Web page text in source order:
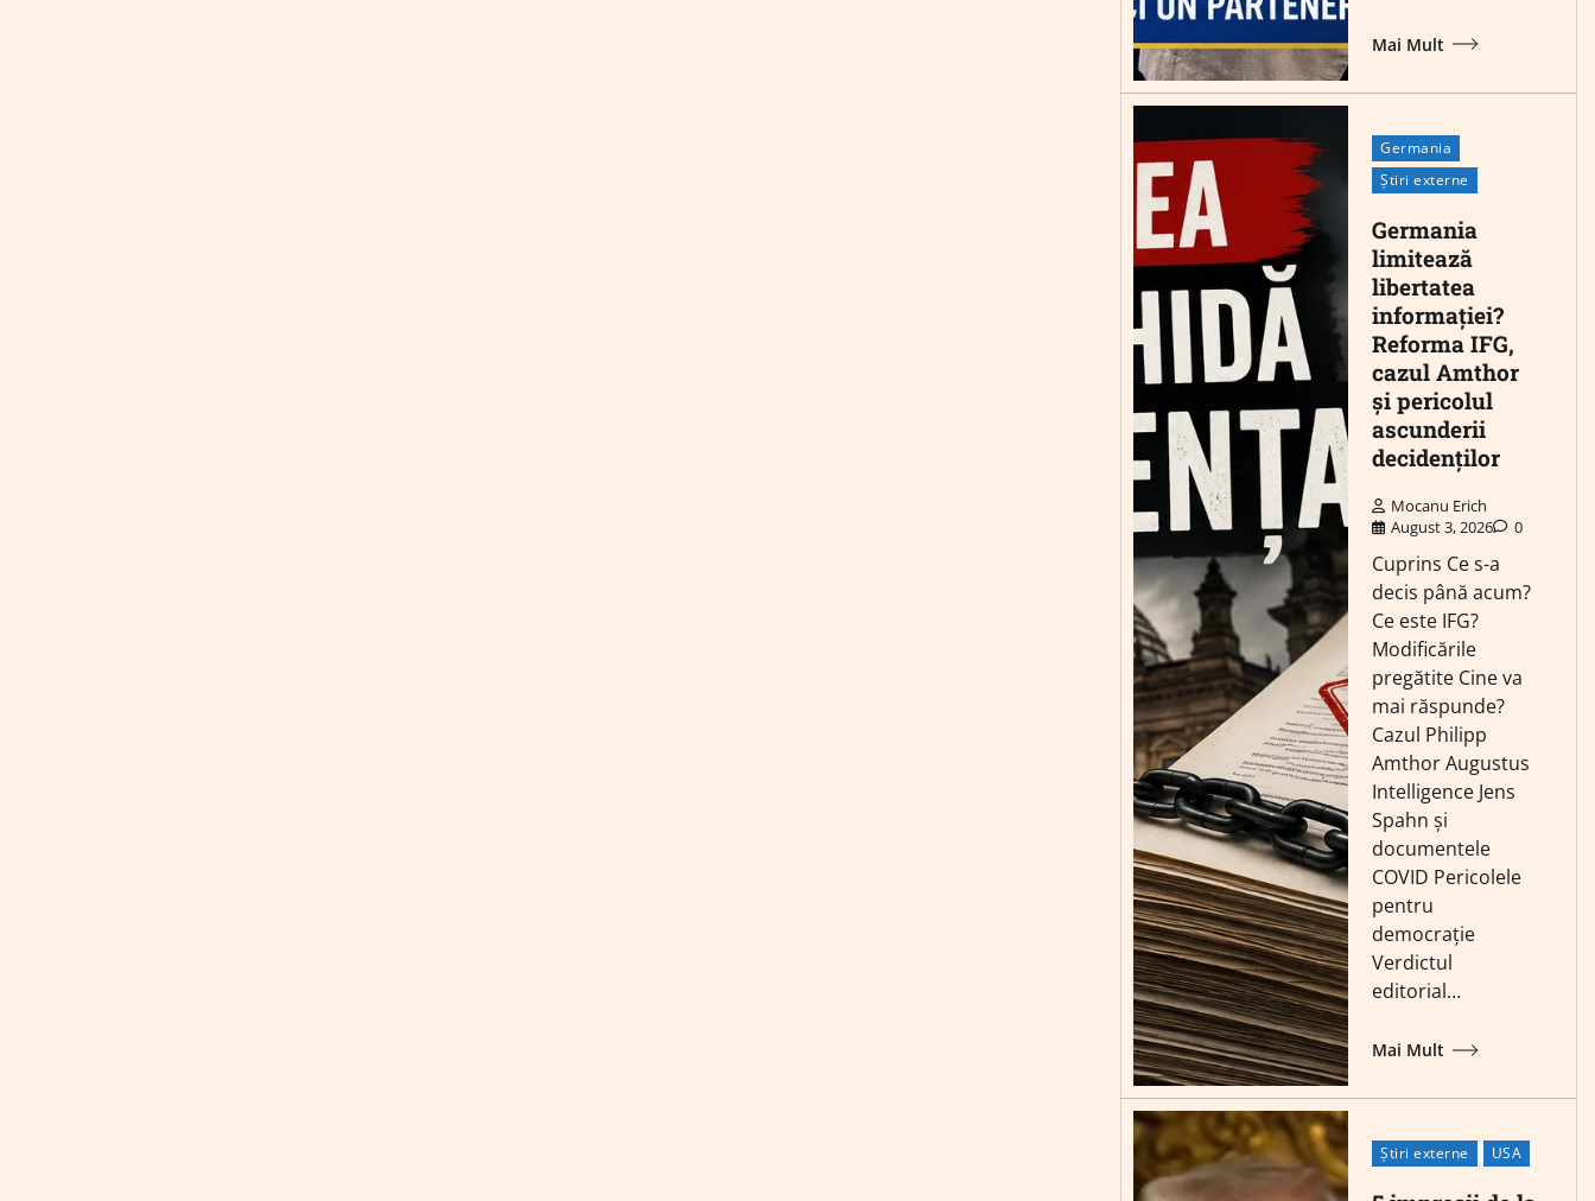
Mai Mult
Germania
Știri externe
Germania
limitează
libertatea
informației?
Reforma IFG,
cazul Amthor
și pericolul
ascunderii
decidenților
Mocanu Erich
August 3, 2026
0
Cuprins Ce s-a
decis până acum?
Ce este IFG?
Modificările
pregătite Cine va
mai răspunde?
Cazul Philipp
Amthor Augustus
Intelligence Jens
Spahn și
documentele
COVID Pericolele
pentru
democrație
Verdictul
editorial…
Mai Mult
Știri externe USA